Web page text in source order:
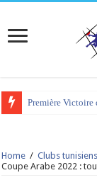
Première
tournoi
Home / Clubs tunisiens
Coupe Arabe 2022 :